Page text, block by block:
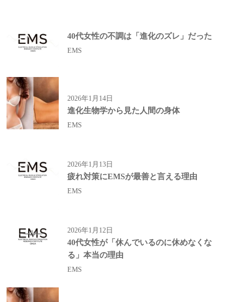
40代女性の不調は「進化のズレ」だった
EMS
2026年1月14日
進化生物学から見た人間の身体
EMS
2026年1月13日
疲れ対策にEMSが最善と言える理由
EMS
2026年1月12日
40代女性が「休んでいるのに休めなくな
る」本当の理由
EMS